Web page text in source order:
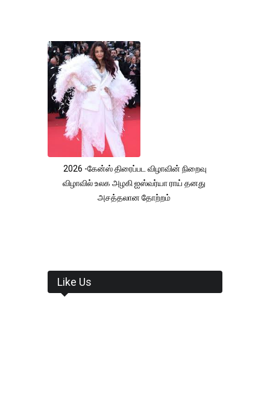
2026 -கேன்ஸ் திரைப்பட விழாவின் நிறைவு
விழாவில் உலக அழகி ஐஸ்வர்யா ராய் தனது
அசத்தலான தோற்றம்
Like Us